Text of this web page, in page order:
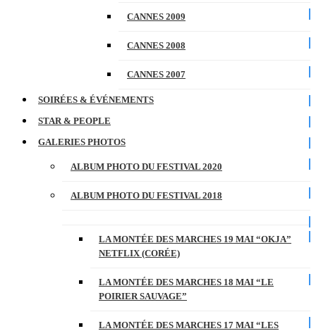
CANNES 2009
CANNES 2008
CANNES 2007
SOIRÉES & ÉVÉNEMENTS
STAR & PEOPLE
GALERIES PHOTOS
ALBUM PHOTO DU FESTIVAL 2020
ALBUM PHOTO DU FESTIVAL 2018
LA MONTÉE DES MARCHES 19 MAI “OKJA”
NETFLIX (CORÉE)
LA MONTÉE DES MARCHES 18 MAI “LE
POIRIER SAUVAGE”
LA MONTÉE DES MARCHES 17 MAI “LES